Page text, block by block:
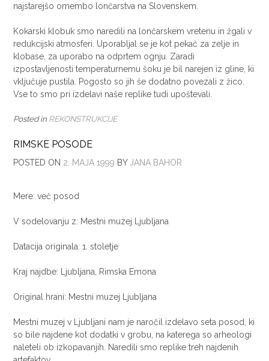
najstarejšo omembo lončarstva na Slovenskem.
Kokarski klobuk smo naredili na lončarskem vretenu in žgali v
redukcijski atmosferi. Uporabljal se je kot pekač za zelje in
klobase, za uporabo na odprtem ognju. Zaradi
izpostavljenosti temperaturnemu šoku je bil narejen iz gline, ki
vključuje pustila. Pogosto so jih še dodatno povezali z žico.
Vse to smo pri izdelavi naše replike tudi upoštevali.
Posted in REKONSTRUKCIJE
RIMSKE POSODE
POSTED ON 2. MAJA 1999 BY JANA BAHOR
Mere: več posod
V sodelovanju z: Mestni muzej Ljubljana
Datacija originala: 1. stoletje
Kraj najdbe: Ljubljana, Rimska Emona
Original hrani: Mestni muzej Ljubljana
Mestni muzej v Ljubljani nam je naročil izdelavo seta posod, ki
so bile najdene kot dodatki v grobu, na katerega so arheologi
naleteli ob izkopavanjih. Naredili smo replike treh najdenih